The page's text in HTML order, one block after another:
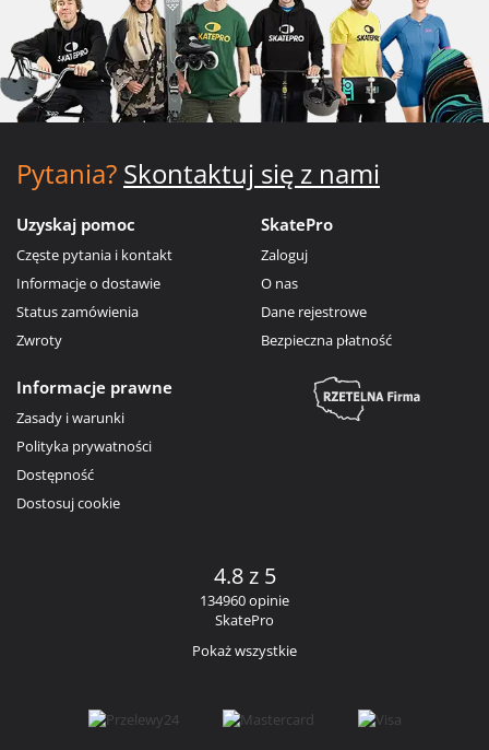
Pytania? Skontaktuj się z nami
Uzyskaj pomoc
Częste pytania i kontakt
Informacje o dostawie
Status zamówienia
Zwroty
SkatePro
Zaloguj
O nas
Dane rejestrowe
Bezpieczna płatność
Informacje prawne
Zasady i warunki
Polityka prywatności
Dostępność
Dostosuj cookie
4.8 z 5
134960 opinie
SkatePro
Pokaż wszystkie